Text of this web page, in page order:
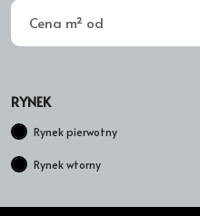
RYNEK
Rynek pierwotny
Rynek wtorny